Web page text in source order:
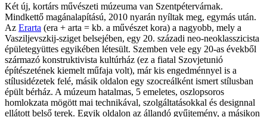
Két új, kortárs művészeti múzeuma van Szentpétervárnak.
Mindkettő magánalapítású, 2010 nyarán nyíltak meg, egymás után.
Az Erarta (era + arta = kb. a művészet kora) a nagyobb, mely a
Vasziljevszkij-sziget belsejében, egy 20. századi neo-neoklasszicista
épületegyüttes egyikében létesült. Szemben vele egy 20-as évekből
származó konstruktivista kultúrház (ez a fiatal Szovjetunió
építészetének kiemelt műfaja volt), már kis engedménnyel is a
stílusidézetek felé, másik oldalon egy szocreálként ismert stílusban
épült bérház. A múzeum hatalmas, 5 emeletes, oszlopsoros
homlokzata mögött mai technikával, szolgáltatásokkal és designnal
ellátott belső terek. Egyik oldalon az állandó gyűjtemény, a másikon